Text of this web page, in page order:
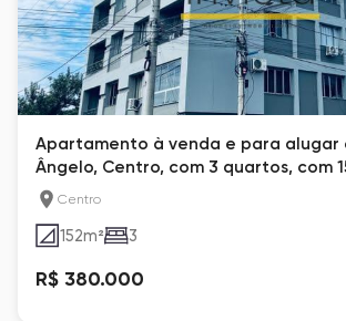
Apartamento à venda e para alugar
Ângelo, Centro, com 3 quartos, com
Centro
152m² 3
R$ 380.000